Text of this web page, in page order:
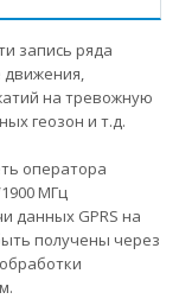
запись ряда
на тревожную
геозон и т.д.
оператора
МГц
данных GPRS на
получены через